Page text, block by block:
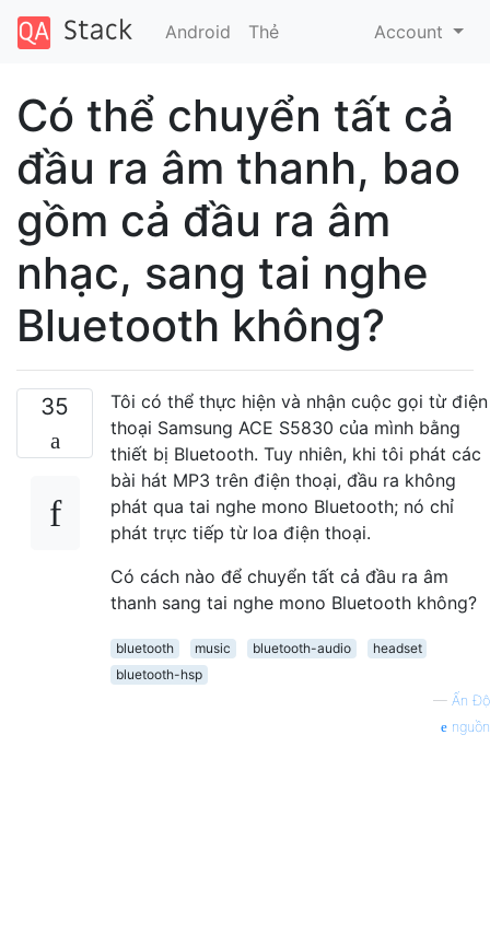
Android Thẻ Account
Có thể chuyển tất cả
đầu ra âm thanh, bao
gồm cả đầu ra âm
nhạc, sang tai nghe
Bluetooth không?
35
Tôi có thể thực hiện và nhận cuộc gọi từ điện
thoại Samsung ACE S5830 của mình bằng
thiết bị Bluetooth. Tuy nhiên, khi tôi phát các
bài hát MP3 trên điện thoại, đầu ra không
phát qua tai nghe mono Bluetooth; nó chỉ
phát trực tiếp từ loa điện thoại.
Có cách nào để chuyển tất cả đầu ra âm
thanh sang tai nghe mono Bluetooth không?
bluetooth music bluetooth-audio
headset
bluetooth-hsp
— Ấn Độ
nguồn